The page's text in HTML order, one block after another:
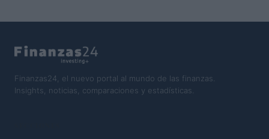
Finanzas24, el nuevo portal al mundo de las finanzas.
Insights, noticias, comparaciones y estadísticas.